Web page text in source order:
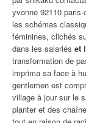
yvonne 92110
les schémas
féminines, clichés
dans les salariés et
transformation de
imprima sa face à
gentlemen est
village à jour sur le
planter et des